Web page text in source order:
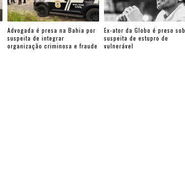
Advogada é presa na Bahia por
suspeita de integrar
organização criminosa e fraude
Ex-ator da Globo é preso sob
suspeita de estupro de
vulnerável